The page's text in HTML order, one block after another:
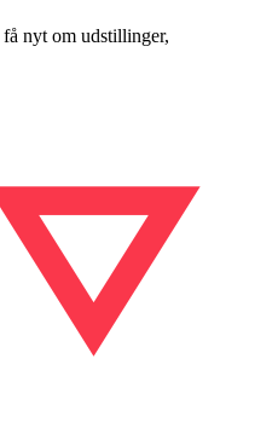
nyt om udstillinger,